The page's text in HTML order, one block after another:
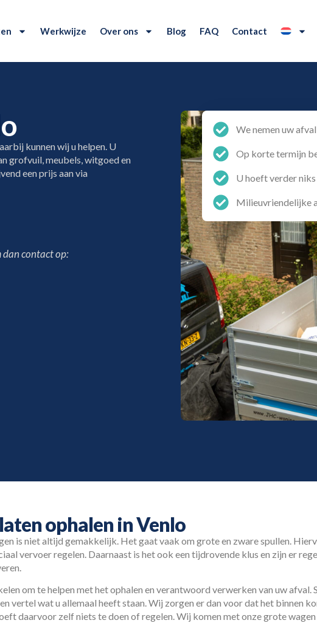
Werkwijze Over ons Blog FAQ Contact
kunnen wij u helpen. U
grofvuil, meubels, witgoed en
een prijs aan via
dan contact op:
We nemen uw
Op korte termijn
U hoeft verder
Milieuvriendelijke
ophalen in Venlo
is niet altijd gemakkelijk. Het gaat vaak om grote en zware spullen.
vervoer regelen. Daarnaast is het ook een tijdrovende klus en zijn er
om te helpen met het ophalen en verantwoord verwerken van uw afval.
vertel wat u allemaal heeft staan. Wij zorgen er dan voor dat het binnen
daarvoor zelf niets te doen of regelen. Wij komen met onze grote wagen